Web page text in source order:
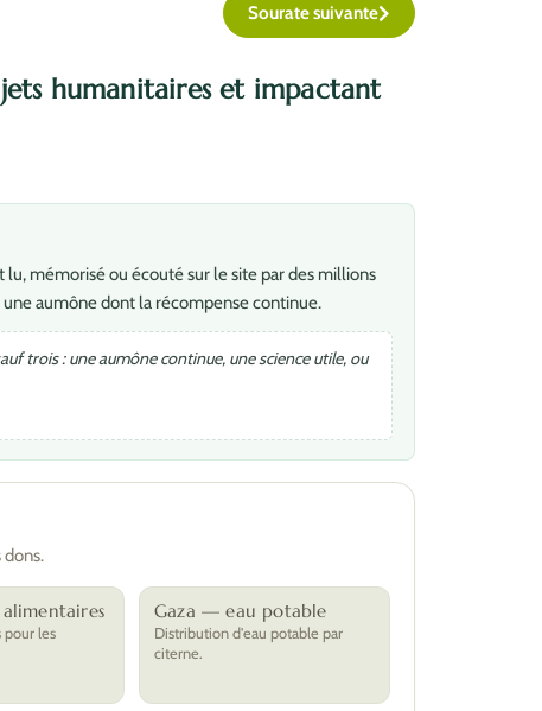
Sourate suivante
humanitaires et impactant
mémorisé ou écouté sur le site par des millions
une aumône dont la récompense continue.
trois : une aumône continue, une science utile, ou
dons.
pour les
Gaza — eau potable
Distribution d'eau potable par
citerne.